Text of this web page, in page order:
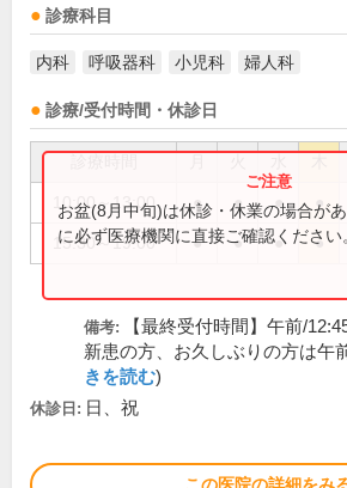
診療科目
内科 呼吸器科 小児科 婦人科
診療/受付時間・休診日
10:00～13:00 ● ● ● ●
15:30～19:00 ● ● ● ●
お盆(8月中旬)は休診・休業の場合が
に必ず医療機関に直接ご確認ください
備考:
【最終受付時間】午前/
新患の方、お久しぶりの方は午
きを読む)
休診日: 日、祝